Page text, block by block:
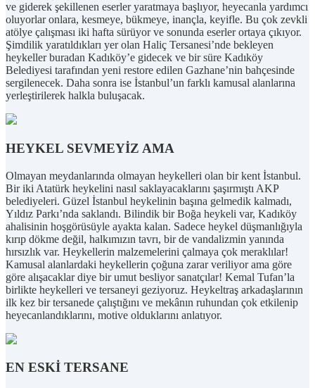
ve giderek şekillenen eserler yaratmaya başlıyor, heyecanla yardımcı
oluyorlar onlara, kesmeye, bükmeye, inançla, keyifle. Bu çok zevkli
atölye çalışması iki hafta sürüyor ve sonunda eserler ortaya çıkıyor.
Şimdilik yaratıldıkları yer olan Haliç Tersanesi’nde bekleyen
heykeller buradan Kadıköy’e gidecek ve bir süre Kadıköy
Belediyesi tarafından yeni restore edilen Gazhane’nin bahçesinde
sergilenecek. Daha sonra ise İstanbul’un farklı kamusal alanlarına
yerleştirilerek halkla buluşacak.
HEYKEL SEVMEYİZ AMA
Olmayan meydanlarında olmayan heykelleri olan bir kent İstanbul.
Bir iki Atatürk heykelini nasıl saklayacaklarını şaşırmıştı AKP
belediyeleri. Güzel İstanbul heykelinin başına gelmedik kalmadı,
Yıldız Parkı’nda saklandı. Bilindik bir Boğa heykeli var, Kadıköy
ahalisinin hoşgörüsüyle ayakta kalan. Sadece heykel düşmanlığıyla
kırıp dökme değil, halkımızın tavrı, bir de vandalizmin yanında
hırsızlık var. Heykellerin malzemelerini çalmaya çok meraklılar!
Kamusal alanlardaki heykellerin çoğuna zarar veriliyor ama göre
göre alışacaklar diye bir umut besliyor sanatçılar! Kemal Tufan’la
birlikte heykelleri ve tersaneyi geziyoruz. Heykeltraş arkadaşlarının
ilk kez bir tersanede çalıştığını ve mekânın ruhundan çok etkilenip
heyecanlandıklarını, motive olduklarını anlatıyor.
EN ESKİ TERSANE